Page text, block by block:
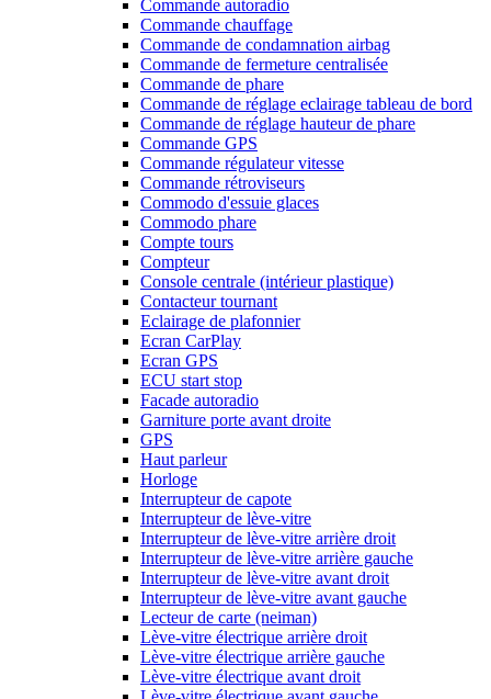
Commande autoradio
Commande chauffage
Commande de condamnation airbag
Commande de fermeture centralisée
Commande de phare
Commande de réglage eclairage tableau de bord
Commande de réglage hauteur de phare
Commande GPS
Commande régulateur vitesse
Commande rétroviseurs
Commodo d'essuie glaces
Commodo phare
Compte tours
Compteur
Console centrale (intérieur plastique)
Contacteur tournant
Eclairage de plafonnier
Ecran CarPlay
Ecran GPS
ECU start stop
Facade autoradio
Garniture porte avant droite
GPS
Haut parleur
Horloge
Interrupteur de capote
Interrupteur de lève-vitre
Interrupteur de lève-vitre arrière droit
Interrupteur de lève-vitre arrière gauche
Interrupteur de lève-vitre avant droit
Interrupteur de lève-vitre avant gauche
Lecteur de carte (neiman)
Lève-vitre électrique arrière droit
Lève-vitre électrique arrière gauche
Lève-vitre électrique avant droit